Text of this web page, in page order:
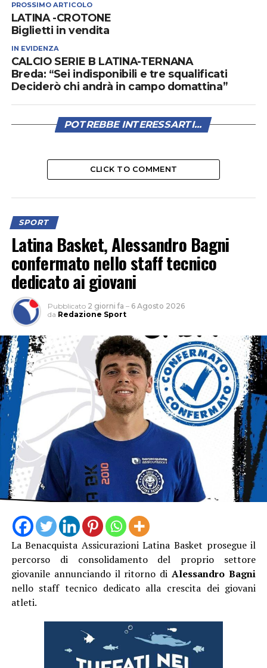
PROSSIMO ARTICOLO
LATINA -CROTONE
Biglietti in vendita
IN EVIDENZA
CALCIO SERIE B LATINA-TERNANA
Breda: “Sei indisponibili e tre squalificati
Deciderò chi andrà in campo domattina”
POTREBBE INTERESSARTI...
CLICK TO COMMENT
SPORT
Latina Basket, Alessandro Bagni
confermato nello staff tecnico
dedicato ai giovani
Pubblicato 2 giorni fa – 6 Agosto 2026
da Redazione Sport
La Benacquista Assicurazioni Latina Basket prosegue il
percorso di consolidamento del proprio settore
giovanile annunciando il ritorno diAlessandro Bagni
nello staff tecnico dedicato alla crescita dei giovani
atleti.